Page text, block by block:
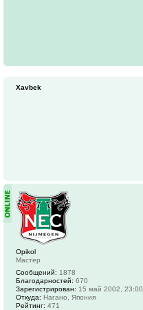
Xavbek
Opikol
Мастер
Сообщений: 1878
Благодарностей: 670
Зарегистрирован: 15 май 2002, 23:00
Откуда: Нагано, Япония
Рейтинг: 471